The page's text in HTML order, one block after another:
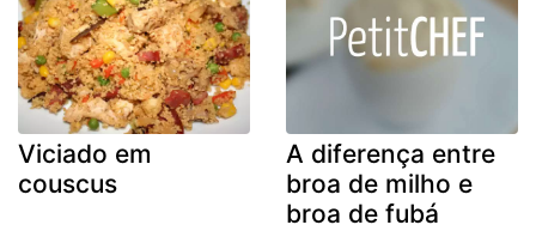
Viciado em
couscus
A diferença entre
broa de milho e
broa de fubá